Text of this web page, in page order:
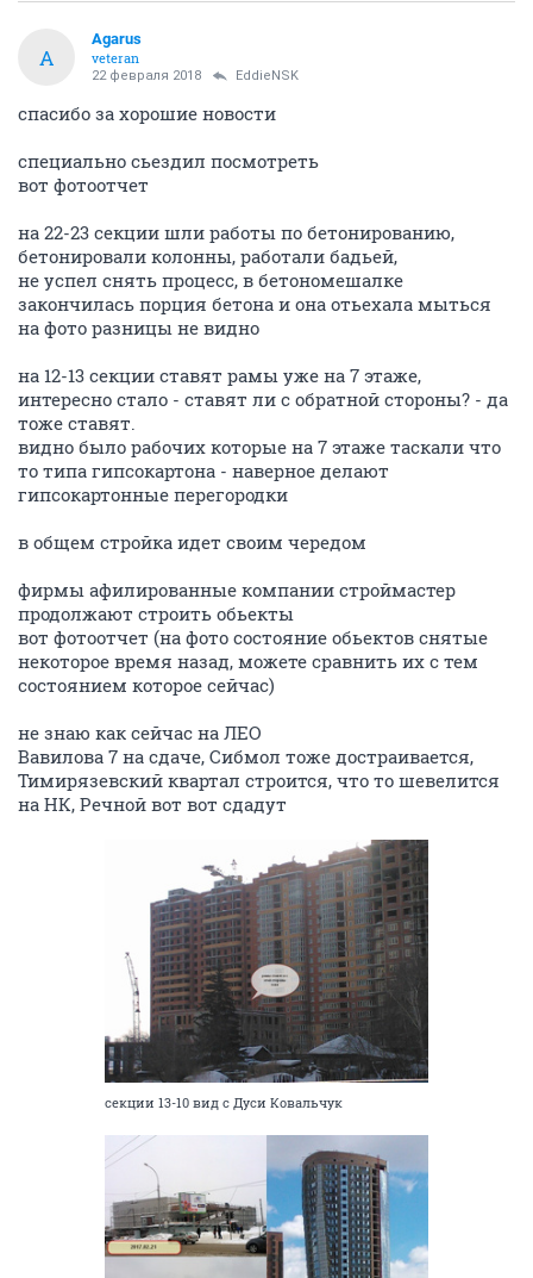
A
Agarus
veteran
22 февраля 2018 EddieNSK
спасибо за хорошие новости
специально сьездил посмотреть
вот фотоотчет
на 22-23 секции шли работы по бетонированию,
бетонировали колонны, работали бадьей,
не успел снять процесс, в бетономешалке
закончилась порция бетона и она отьехала мыться
на фото разницы не видно
на 12-13 секции ставят рамы уже на 7 этаже,
интересно стало - ставят ли с обратной стороны? - да
тоже ставят.
видно было рабочих которые на 7 этаже таскали что
то типа гипсокартона - наверное делают
гипсокартонные перегородки
в общем стройка идет своим чередом
фирмы афилированные компании строймастер
продолжают строить обьекты
вот фотоотчет (на фото состояние обьектов снятые
некоторое время назад, можете сравнить их с тем
состоянием которое сейчас)
не знаю как сейчас на ЛЕО
Вавилова 7 на сдаче, Сибмол тоже достраивается,
Тимирязевский квартал строится, что то шевелится
на НК, Речной вот вот сдадут
секции 13-10 вид с Дуси Ковальчук